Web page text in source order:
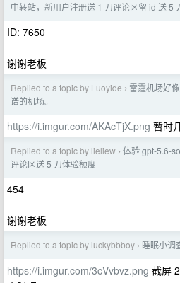
中转站，新用户注册送 1 刀评论区留 id 送 5
ID: 7650
谢谢老板
Replied to a topic by Luoyide › 雷霆机场好
谱的机场。
https://i.imgur.com/AKAcTjX.png 暂时
Replied to a topic by lieliew › 体验 gpt-5.6-
评论区送 5 刀体验额度
454
谢谢老板
Replied to a topic by luckybbboy › 睡眠小调
https://i.imgur.com/3cVvbvz.png 截屏